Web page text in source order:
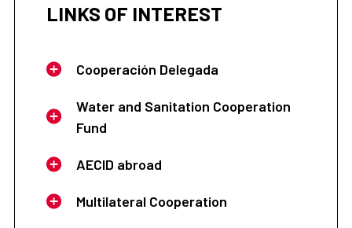
LINKS OF INTEREST
Cooperación Delegada
Water and Sanitation Cooperation
Fund
AECID abroad
Multilateral Cooperation